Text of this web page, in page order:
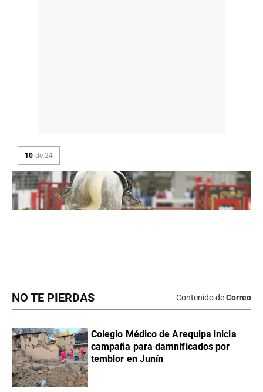
NO TE PIERDAS Contenido deCorreo
Colegio Médico de Arequipa inicia
campaña para damnificados por
temblor en Junín